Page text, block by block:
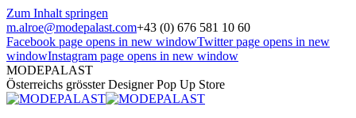
Zum Inhalt springen
m.alroe@modepalast.com+43 (0) 676 581 10 60
Facebook page opens in new windowTwitter page opens in new
windowInstagram page opens in new window
MODEPALAST
Österreichs grösster Designer Pop Up Store